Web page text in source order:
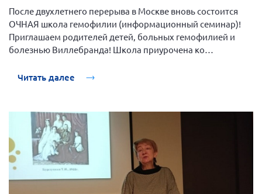
После двухлетнего перерыва в Москве вновь состоится
ОЧНАЯ школа гемофилии (информационный семинар)!
Приглашаем родителей детей, больных гемофилией и
болезнью Виллебранда! Школа приурочена ко
Читать далее